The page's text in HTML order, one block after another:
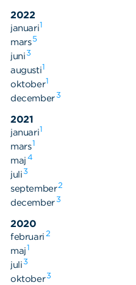
2022
januari1
mars5
juni3
augusti1
oktober1
december3
2021
januari1
mars1
maj 4
juli3
september2
december3
2020
februari 2
maj1
juli3
oktober3